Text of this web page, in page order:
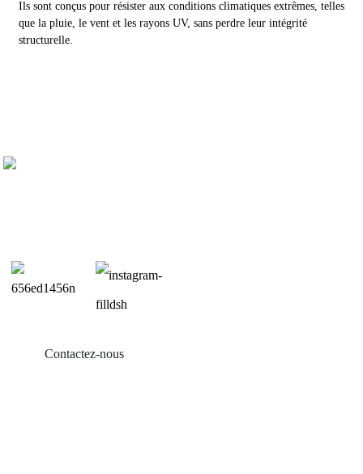
Ils sont conçus pour résister aux conditions climatiques extrêmes, telles
que la pluie, le vent et les rayons UV, sans perdre leur intégrité
structurelle.
Contactez-nous